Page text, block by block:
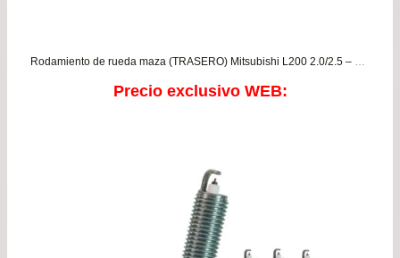
Rodamiento de rueda maza (TRASERO) Mitsubishi L200 2.0/2.5 – L200 Dakar – Katana – Work 2.5 – Montero 2.5/3.0 – Montero Sport – Pajero
Precio exclusivo WEB: